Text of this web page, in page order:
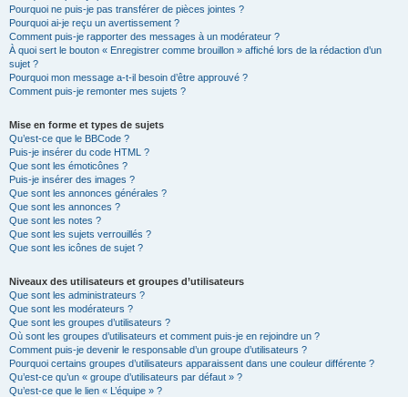
Pourquoi ne puis-je pas transférer de pièces jointes ?
Pourquoi ai-je reçu un avertissement ?
Comment puis-je rapporter des messages à un modérateur ?
À quoi sert le bouton « Enregistrer comme brouillon » affiché lors de la rédaction d’un
sujet ?
Pourquoi mon message a-t-il besoin d’être approuvé ?
Comment puis-je remonter mes sujets ?
Mise en forme et types de sujets
Qu’est-ce que le BBCode ?
Puis-je insérer du code HTML ?
Que sont les émoticônes ?
Puis-je insérer des images ?
Que sont les annonces générales ?
Que sont les annonces ?
Que sont les notes ?
Que sont les sujets verrouillés ?
Que sont les icônes de sujet ?
Niveaux des utilisateurs et groupes d’utilisateurs
Que sont les administrateurs ?
Que sont les modérateurs ?
Que sont les groupes d’utilisateurs ?
Où sont les groupes d’utilisateurs et comment puis-je en rejoindre un ?
Comment puis-je devenir le responsable d’un groupe d’utilisateurs ?
Pourquoi certains groupes d’utilisateurs apparaissent dans une couleur différente ?
Qu’est-ce qu’un « groupe d’utilisateurs par défaut » ?
Qu’est-ce que le lien « L’équipe » ?